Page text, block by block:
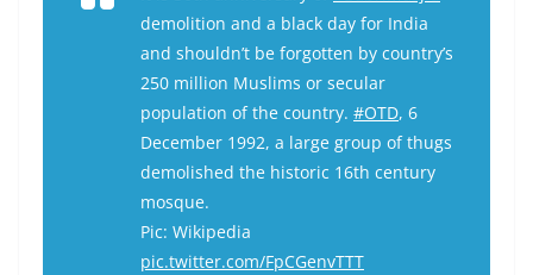
demolition and a black day for India
and shouldn’t be forgotten by country’s
250 million Muslims or secular
population of the country. #OTD, 6
December 1992, a large group of thugs
demolished the historic 16th century
mosque.
Pic: Wikipedia
pic.twitter.com/FpCGenvTTT